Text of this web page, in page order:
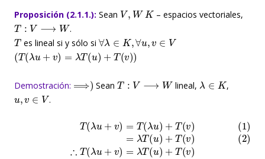
Proposición (2.1.1.): Sean
V, W K
– espacios vectoriales,
T:V⟶W
.
T
es lineal si y sólo si
∀λ K,∀ u
(T(λu+v)=λ T (u)+T(v))
Demostración: Sean
T: ⟶
lineal,
λ K
,
u,v∈V
.
λu)+T(v
∴T(λu+ v)= λT(u)+T (v)